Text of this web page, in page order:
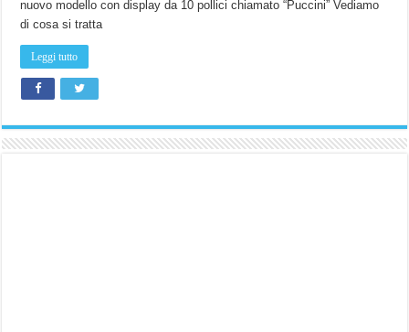
nuovo modello con display da 10 pollici chiamato “Puccini” Vediamo
di cosa si tratta
Leggi tutto